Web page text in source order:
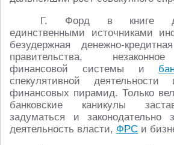
Г. Форд в книге
единственными источниками
безудержная денежно-
правительства,
финансовой системы и
спекулятивной деятельности
финансовых пирамид. Только
банковские каникулы
задуматься и законодательно
деятельность власти, ФРС и